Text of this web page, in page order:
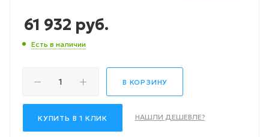
61 932 руб.
Есть в наличии
В КОРЗИНУ
КУПИТЬ В 1 КЛИК НАШЛИ ДЕШЕВЛЕ?